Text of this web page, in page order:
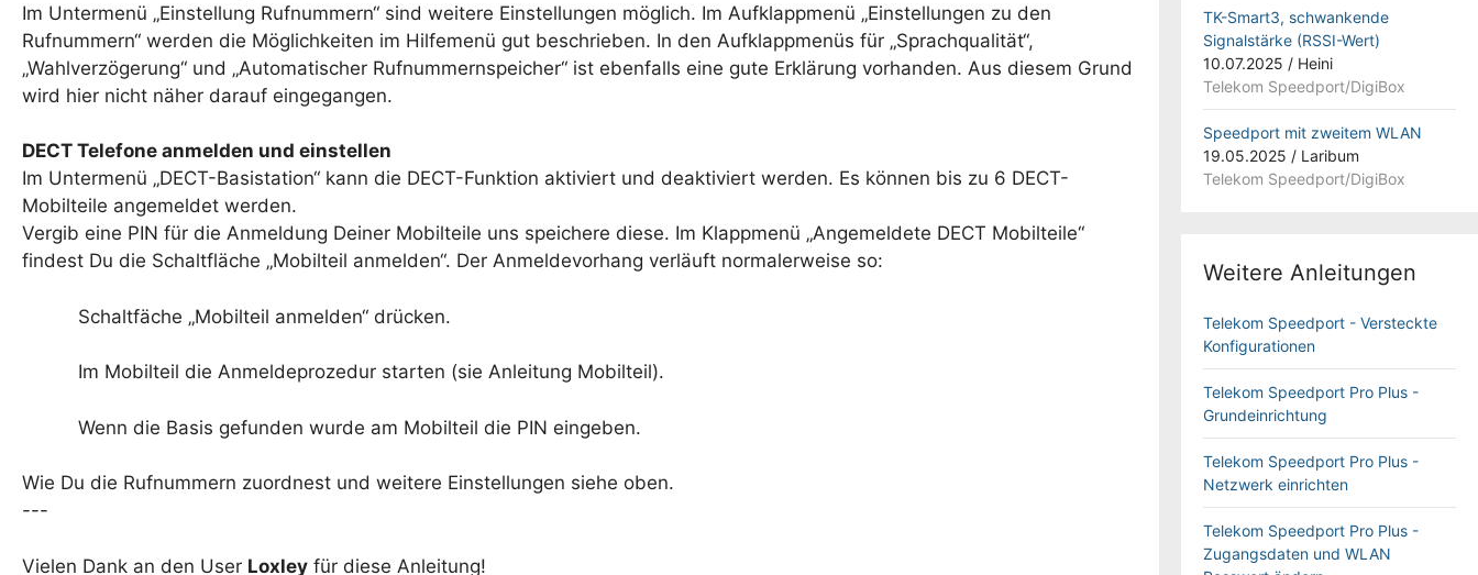
Im Untermenü „Einstellung Rufnummern“ sind weitere Einstellungen möglich. Im Aufklappmenü „Einstellungen zu den
Rufnummern“ werden die Möglichkeiten im Hilfemenü gut beschrieben. In den Aufklappmenüs für „Sprachqualität“,
„Wahlverzögerung“ und „Automatischer Rufnummernspeicher“ ist ebenfalls eine gute Erklärung vorhanden. Aus diesem Grund
wird hier nicht näher darauf eingegangen.
DECT Telefone anmelden und einstellen
Im Untermenü „DECT-Basistation“ kann die DECT-Funktion aktiviert und deaktiviert werden. Es können bis zu 6 DECT-
Mobilteile angemeldet werden.
Vergib eine PIN für die Anmeldung Deiner Mobilteile uns speichere diese. Im Klappmenü „Angemeldete DECT Mobilteile“
findest Du die Schaltfläche „Mobilteil anmelden“. Der Anmeldevorhang verläuft normalerweise so:
Schaltfäche „Mobilteil anmelden“ drücken.
Im Mobilteil die Anmeldeprozedur starten (sie Anleitung Mobilteil).
Wenn die Basis gefunden wurde am Mobilteil die PIN eingeben.
Wie Du die Rufnummern zuordnest und weitere Einstellungen siehe oben.
---
Vielen Dank an den User Loxley für diese Anleitung!
TK-Smart3, schwankende
Signalstärke (RSSI-Wert)
10.07.2025 / Heini
Telekom Speedport/DigiBox
Speedport mit zweitem WLAN
19.05.2025 / Laribum
Telekom Speedport/DigiBox
Weitere Anleitungen
Telekom Speedport - Versteckte
Konfigurationen
Telekom Speedport Pro Plus -
Grundeinrichtung
Telekom Speedport Pro Plus -
Netzwerk einrichten
Telekom Speedport Pro Plus -
Zugangsdaten und WLAN